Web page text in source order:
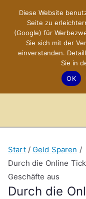
springen
Durch die
Start
Geld Sparen
Durch die Online
Geschäfte aus
Diese Website
Seite zu
(Google) für
Sie sich mit der
einverstanden.
Sie in
OK